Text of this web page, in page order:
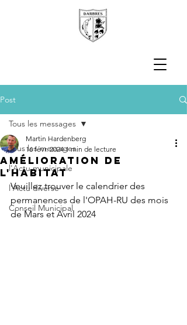
Post
Tous les messages
l'Actu municipale
l'Actu diverse
Conseil Municipal
Tous les messages
Amélioration de
l'habitat
Martin Hardenberg
16 févr. 2024 1 min de lecture
Veuillez trouver le calendrier des
permanences de l'OPAH-RU des mois
de Mars et Avril 2024